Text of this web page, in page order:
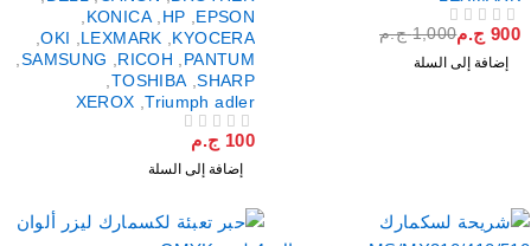
1,000 ج.م 900 ج.م
إضافة إلى السلة
EPSON
,
HP
,
KONICA
,
KYOCERA
,
LEXMARK
,
OKI
,
PANTUM
,
RICOH
,
SAMSUNG
,
SHARP
,
TOSHIBA
,
Triumph adler
,
XEROX
100 ج.م
إضافة إلى السلة